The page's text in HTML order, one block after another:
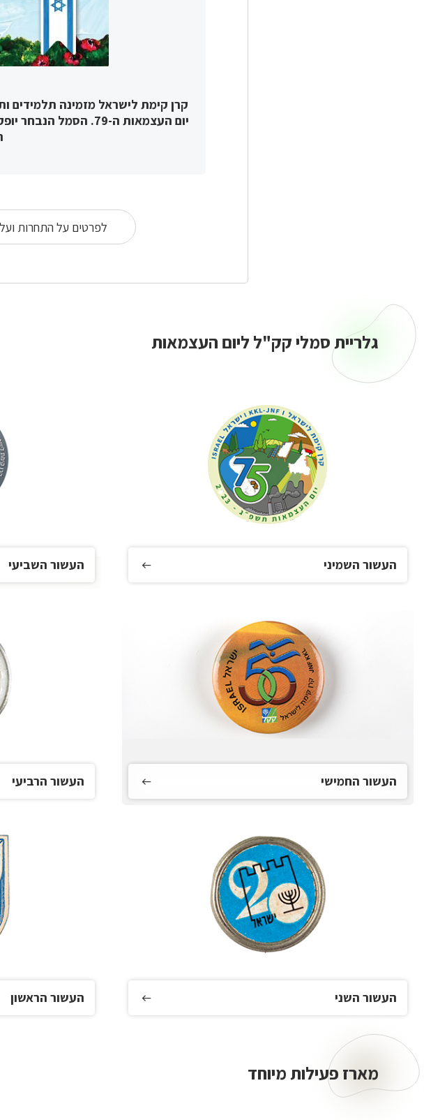
קרן קימת לישראל מזמינה
יום העצמאות ה-79.
לפרטים על התחרות
סמלי
קק"ל
גלריית סמלי קק"ל ליום העצמאות
העשור השמיני העשור השביעי
העשור החמישי העשור הרביעי
העשור השני העשור הראשון
פעילות
מארז פעילות מיוחד